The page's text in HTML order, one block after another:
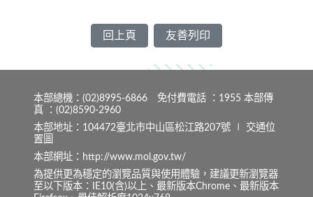
回上頁 友善列印
本部總機：(02)8995-6866 免付費電話 ：1955 本部傳
真 ：(02)8590-2960
本部地址：104472臺北市中山區松江路207號 ∣ 交通位
置圖
本部網址：http://www.mol.gov.tw/
為提供更為穩定的瀏覽品質與使用體驗，建議更新瀏覽器
至以下版本：IE10(含)以上、最新版本Chrome、最新版本